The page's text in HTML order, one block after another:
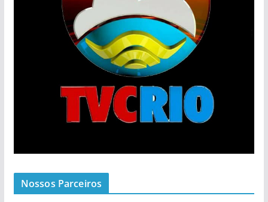
Nossos Parceiros